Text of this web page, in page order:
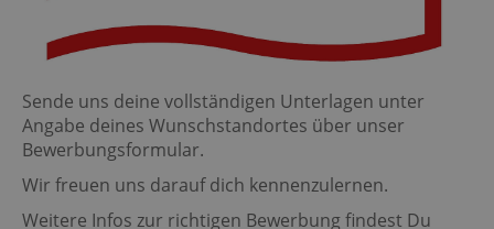
Sende uns deine vollständigen Unterlagen unter
Angabe deines Wunschstandortes über unser
Bewerbungsformular.
Wir freuen uns darauf dich kennenzulernen.
Weitere Infos zur richtigen Bewerbung findest Du